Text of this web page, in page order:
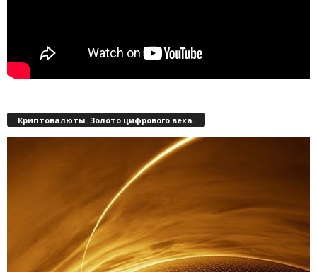
Криптовалюты. Золото цифрового века.